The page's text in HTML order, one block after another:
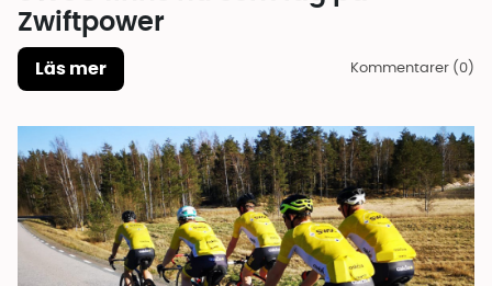
Zwiftpower
Läs mer Kommentarer (0)